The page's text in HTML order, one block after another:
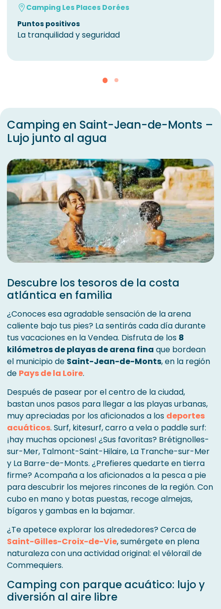
Camping Les Places Dorées
Puntos positivos
La tranquilidad y seguridad
Camping en Saint-Jean-de-Monts –
Lujo junto al agua
Descubre los tesoros de la costa
atlántica en familia
¿Conoces esa agradable sensación de la arena
caliente bajo tus pies? La sentirás cada día durante
tus vacaciones en la Vendea. Disfruta de los 8
kilómetros de playas de arena fina que bordean
el municipio de Saint-Jean-de-Monts, en la región
de Pays de la Loire.
Después de pasear por el centro de la ciudad,
bastan unos pasos para llegar a las playas urbanas,
muy apreciadas por los aficionados a los deportes
acuáticos. Surf, kitesurf, carro a vela o paddle surf:
¡hay muchas opciones! ¿Sus favoritas? Brétignolles-
sur-Mer, Talmont-Saint-Hilaire, La Tranche-sur-Mer
y La Barre-de-Monts. ¿Prefieres quedarte en tierra
firme? Acompaña a los aficionados a la pesca a pie
para descubrir los mejores rincones de la región. Con
cubo en mano y botas puestas, recoge almejas,
bígaros y gambas en la bajamar.
¿Te apetece explorar los alrededores? Cerca de
Saint-Gilles-Croix-de-Vie, sumérgete en plena
naturaleza con una actividad original: el vélorail de
Commequiers.
Camping con parque acuático: lujo y
diversión al aire libre